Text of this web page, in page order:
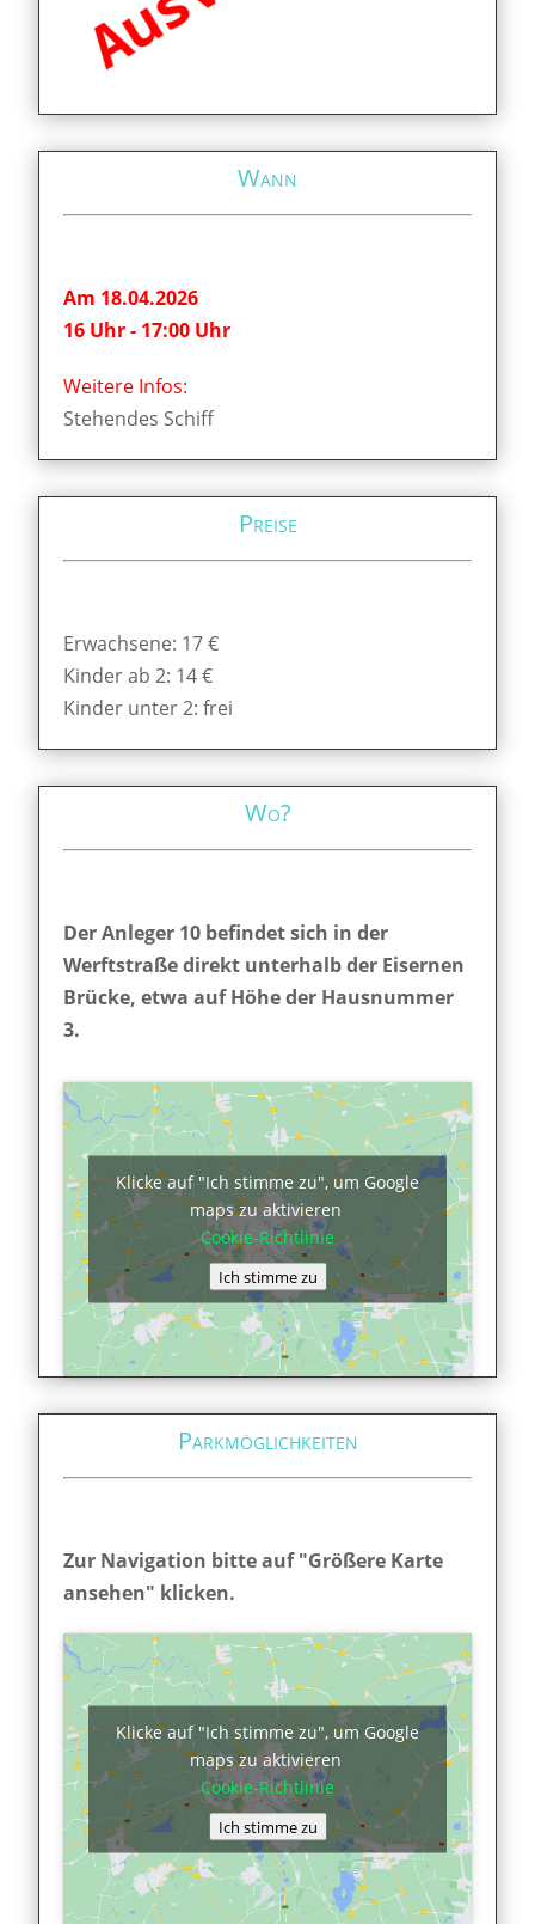
Wann
Am 18.04.2026
16 Uhr - 17:00 Uhr
Weitere Infos:
Stehendes Schiff
Preise
Erwachsene: 17 €
Kinder ab 2: 14 €
Kinder unter 2: frei
Wo?
Der Anleger 10 befindet sich in der
Werftstraße direkt unterhalb der Eisernen
Brücke, etwa auf Höhe der Hausnummer
3.
Klicke auf "Ich stimme zu", um Google
maps zu aktivieren
Cookie-Richtlinie
Ich stimme zu
Parkmöglichkeiten
Zur Navigation bitte auf "Größere Karte
ansehen" klicken.
Klicke auf "Ich stimme zu", um Google
maps zu aktivieren
Cookie-Richtlinie
Ich stimme zu